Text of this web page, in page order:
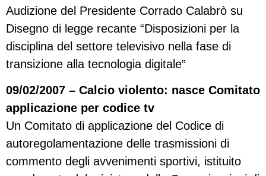
Audizione del Presidente Corrado Calabrò su
Disegno di legge recante “Disposizioni per la
disciplina del settore televisivo nella fase di
transizione alla tecnologia digitale”
09/02/2007 – Calcio violento: nasce Comitato
applicazione per codice tv
Un Comitato di applicazione del Codice di
autoregolamentazione delle trasmissioni di
commento degli avvenimenti sportivi, istituito